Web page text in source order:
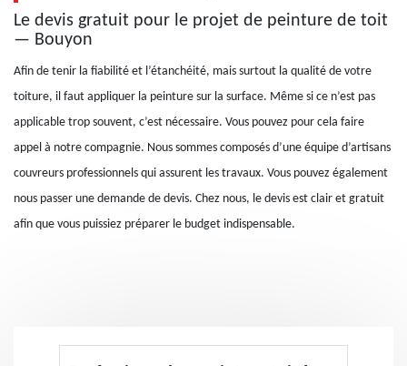
Le devis gratuit pour le projet de peinture de toit
— Bouyon
Afin de tenir la fiabilité et l’étanchéité, mais surtout la qualité de votre
toiture, il faut appliquer la peinture sur la surface. Même si ce n’est pas
applicable trop souvent, c’est nécessaire. Vous pouvez pour cela faire
appel à notre compagnie. Nous sommes composés d’une équipe d’artisans
couvreurs professionnels qui assurent les travaux. Vous pouvez également
nous passer une demande de devis. Chez nous, le devis est clair et gratuit
afin que vous puissiez préparer le budget indispensable.